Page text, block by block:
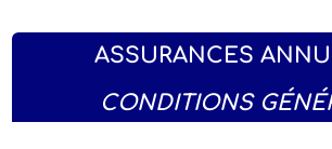
ASSURANCES
CONDITIONS